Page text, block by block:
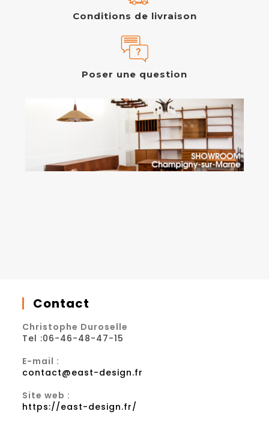
Conditions de livraison
Poser une question
Contact
Christophe Duroselle
Tel :06-46-48-47-15
E-mail :
contact@east-design.fr
Site web :
https://east-design.fr/